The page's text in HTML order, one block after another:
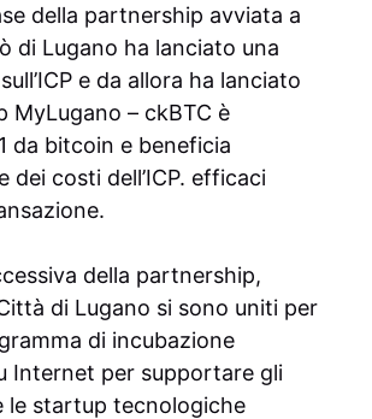
della partnership avviata a
di Lugano ha lanciato una
e da allora ha lanciato
MyLugano – ckBTC è
da bitcoin e beneficia
dei costi dell’ICP. efficaci
della partnership,
di Lugano si sono uniti per
di incubazione
Internet per supportare gli
le startup tecnologiche